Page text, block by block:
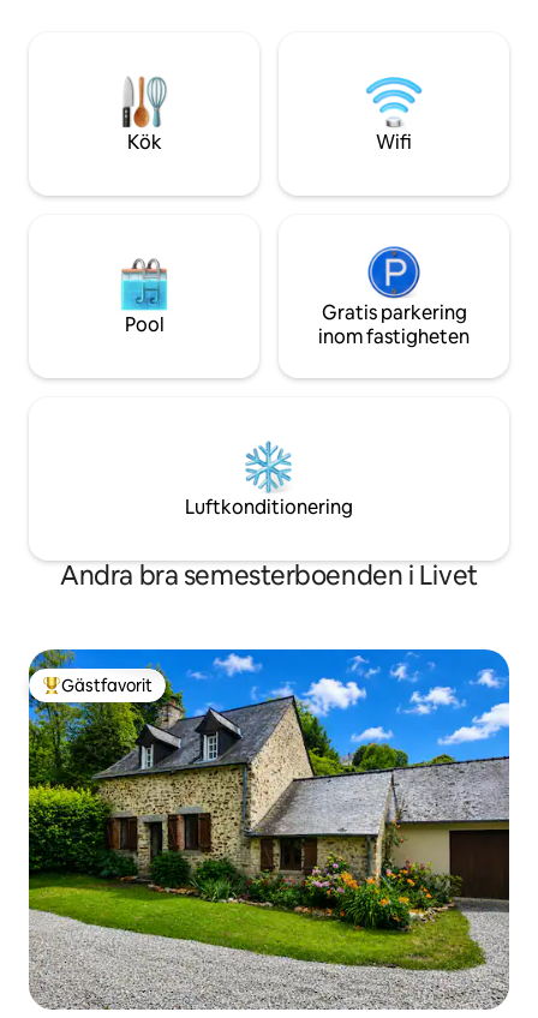
den 8 hektar stora skogsparken som
omger fastigheten och dess damm.
stjärnorna och
livstempo på den
Kök Wifi
Pool
Gratis parkering
inom fastigheten
Luftkonditionering
Andra bra semesterboenden i Livet
Populär gästfavorit
Gästfavorit